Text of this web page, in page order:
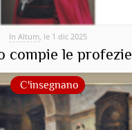
In Altum, le 1 dic 2025
compie le profezie
C'insegnano